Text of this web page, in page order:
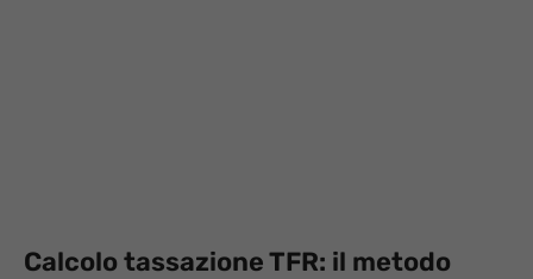
Calcolo tassazione TFR: il metodo